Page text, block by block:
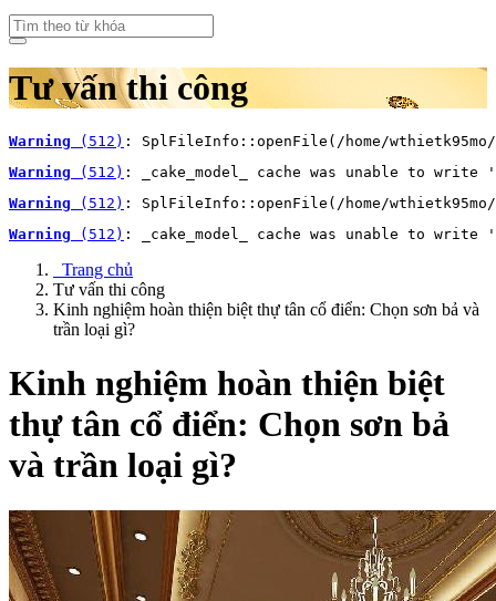
Tư vấn thi công
Warning (512) : SplFileInfo::openFile(/home/wthietk95mo/
Warning (512) : _cake_model_ cache was unable to
Warning (512) : SplFileInfo::openFile(/home/wthietk95mo/
Warning (512) : _cake_model_ cache was unable to
Trang chủ
Tư vấn thi công
Kinh nghiệm hoàn thiện biệt thự tân cổ điển: Chọn sơn bả và
trần loại gì?
Kinh nghiệm hoàn thiện biệt
thự tân cổ điển: Chọn sơn bả
và trần loại gì?